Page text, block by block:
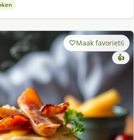
Maak favoriet6
👍